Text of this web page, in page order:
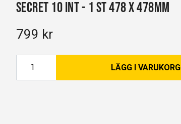
Secret 10 INT - 1 st 478 x 478mm
799 kr
LÄGG I VARUKORG